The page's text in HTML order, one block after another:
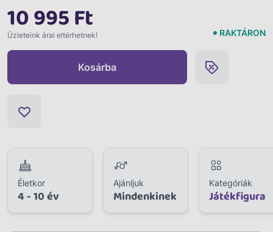
10 995 Ft
Üzleteink árai eltérhetnek! RAKTÁRON
Kosárba
Életkor
4 - 10 év
Ajánljuk
Mindenkinek
Kategóriák
Játékfigura